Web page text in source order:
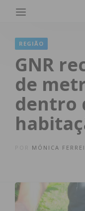
REGIÃO
GNR
de
dentro
MÓNICA